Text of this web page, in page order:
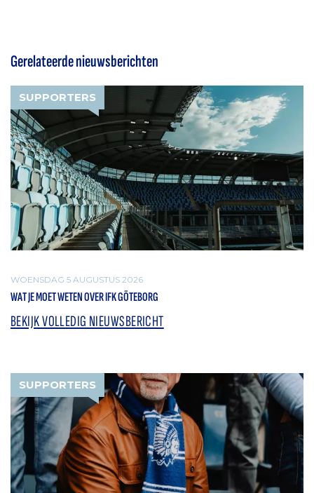
Gerelateerde nieuwsberichten
SUPPORTERS
WOENSDAG 5 AUGUSTUS 2026
WAT JE MOET WETEN OVER IFK GÖTEBORG
BEKIJK VOLLEDIG NIEUWSBERICHT
SUPPORTERS